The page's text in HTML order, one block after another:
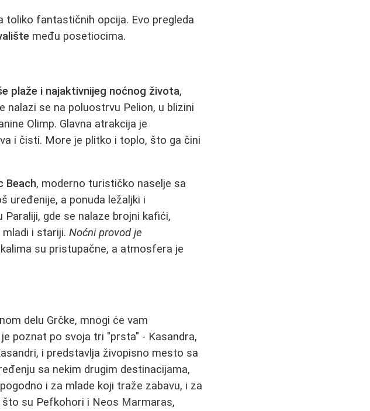
toliko fantastičnih opcija. Evo pregleda
među posetiocima.
plaže i najaktivnijeg noćnog života,
nalazi se na poluostrvu Pelion, u blizini
Olimp. Glavna atrakcija je
i čisti. More je plitko i toplo, što ga čini
Beach, moderno turističko naselje sa
uređenije, a ponuda ležaljki i
gde se nalaze brojni kafići,
mladi i stariji.Noćni provod je
su pristupačne, a atmosfera je
delu Grčke, mnogi će vam
poznat po svoja tri "prsta" - Kasandra,
i predstavlja živopisno mesto sa
sa nekim drugim destinacijama,
i za mlade koji traže zabavu, i za
su Pefkohori i Neos Marmaras,